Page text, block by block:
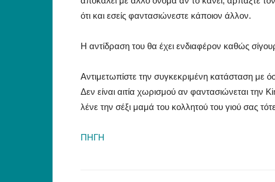
ότι και εσείς φαντασιώνεστε κάποιον άλλον.
Η αντίδραση του θα έχει ενδιαφέρον καθώς
Αντιμετωπίστε την συγκεκριμένη κατάσταση με
Δεν είναι αιτία χωρισμού αν φαντασιώνεται
λένε την σέξι μαμά του κολλητού του γιού σας
ΠΗΓΗ